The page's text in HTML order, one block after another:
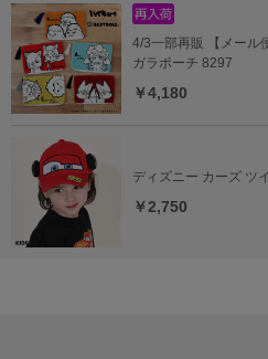
4/3一部再販 【メール
ガラポーチ 8297
￥4,180
ディズニー カーズ ツ
￥2,750